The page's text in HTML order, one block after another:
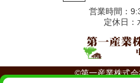
営業時間：
定休日：
©第一産業株式